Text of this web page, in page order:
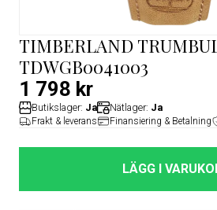
TIMBERLAND
TDWGB0041003
1 798 kr
Butikslager: Ja Nätlager: Ja
Frakt & leverans Finansiering & Betalning
LÄGG I